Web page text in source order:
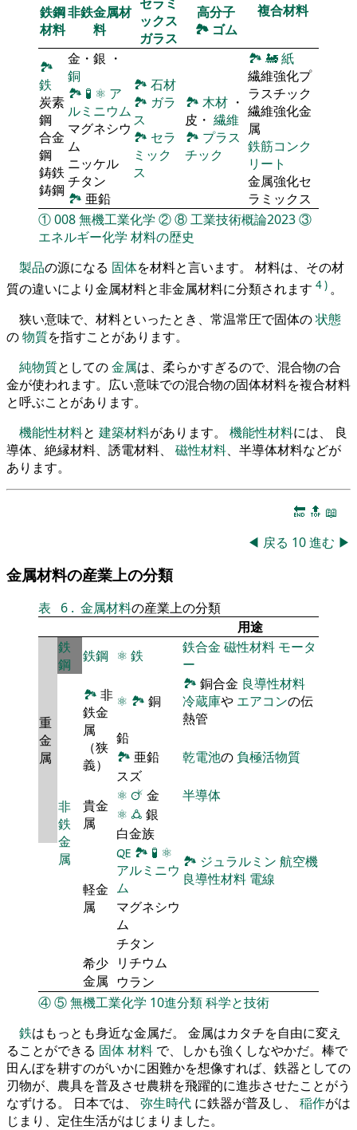
複合材料
鉄鋼
材料
非鉄金属材
料
ックス
ガラス
高分子
🏞 ゴム
🏞
鉄
炭素
鋼
合金
鋼
鋳鉄
鋳鋼
金・銀 ・
銅
🏞 🧪 ⚛ ア
ルミニウム
マグネシウ
ム
ニッケル
チタン
🏞 亜鉛
🏞 石材
🏞 ガラ
ス
🏞 セラ
ミック
ス
🏞 木材 ・
皮・ 繊維
🏞 プラス
チック
🏞 🚂紙
繊維強化プ
ラスチック
繊維強化金
属
鉄筋コンク
リート
金属強化セ
ラミックス
①008無機工業化学 ②⑧工業技術概論2023③
エネルギー化学 材料の歴史
製品の源になる 固体を材料と言います。 材料は、その材
質の違いにより金属材料と非金属材料に分類されます 4) 。
狭い意味で、材料といったとき、常温常圧で固体の状態
の物質を指すことがあります。
純物質としての金属は、柔らかすぎるので、混合物の合
金が使われます。広い意味での混合物の固体材料を複合材料
と呼ぶことがあります。
機能性材料と 建築材料があります。 機能性材料には、 良
導体、絶縁材料、誘電材料、 磁性材料、半導体材料などが
あります。
🔚 🔝 📖
◀ 戻る 10進む ▶
金属材料の産業上の分類
表 6 . 金属材料の産業上の分類
用途
重
金
属
鉄
鋼
鉄鋼 ⚛ 鉄 鉄合金 磁性材料 モータ
ー
非
鉄
金
属
🏞 非
鉄金
属
（狭
義）
⚛ 🏞 銅
🏞 銅合金 良導性材料
冷蔵庫や エアコンの伝
熱管
鉛
🏞 亜鉛 乾電池の 負極活物質
スズ
貴金
属
⚛ 🜚 金
半導体
⚛ 🜛 銀
白金族
軽金
属
🜀 🏞 🧪 ⚛
アルミニウ
ム
🏞 ジュラルミン 航空機
良導性材料 電線
マグネシウ
ム
チタン
希少
金属
リチウム
ウラン
④⑤無機工業化学 10進分類科学と技術
鉄はもっとも身近な金属だ。 金属はカタチを自由に変え
ることができる 固体材料 で、しかも強くしなやかだ。棒で
田んぼを耕すのがいかに困難かを想像すれば、鉄器としての
刃物が、農具を普及させ農耕を飛躍的に進歩させたことがう
なずける。 日本では、 弥生時代 に鉄器が普及し、 稲作がは
じまり、定住生活がはじまりました。